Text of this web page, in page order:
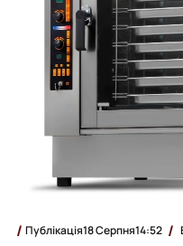
Публікація18 Серпня14:52